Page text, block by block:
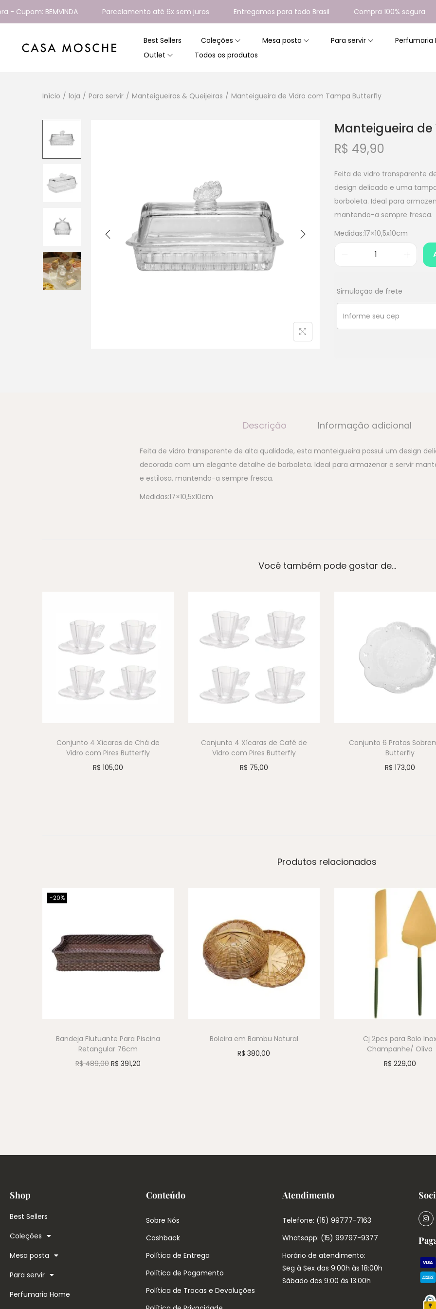
BEMVINDA Parcelamento até 6x sem juros Entregamos para todo Brasil Compra 100% segura
Best Sellers Coleções Mesa posta Para servir
Perfumaria
Outlet
Todos os produtos
Início / loja / Para servir / Manteigueiras & Queijeiras / Manteigueira de Vidro com Tampa Butterfly
Manteigueira
R$ 49,90
Feita de vidro transparente
design delicado e uma
borboleta. Ideal para
mantendo-a sempre fresca.
Medidas:17×10,5x10cm
Simulação de frete
Descrição Informação adicional
Feita de vidro transparente de alta qualidade, esta manteigueira possui um design
decorada com um elegante detalhe de borboleta. Ideal para armazenar e servir
e estilosa, mantendo-a sempre fresca.
Medidas:17×10,5x10cm
Você também pode gostar de…
Conjunto 4 Xícaras de Chá de
Vidro com Pires Butterfly
R$ 105,00
Conjunto 4 Xícaras de Café de
Vidro com Pires Butterfly
R$ 75,00
Conjunto 6 Pratos
Butterfly
R$ 173,00
Produtos relacionados
-20%
Bandeja Flutuante Para Piscina
Retangular 76cm
R$489,00 R$ 391,20
Boleira em Bambu Natural
R$ 380,00
Cj 2pcs para Bolo
Champanhe/ Oliva
R$ 229,00
Shop
Best Sellers
Coleções
Mesa posta
Para servir
Perfumaria Home
Conteúdo
Sobre Nós
Cashback
Política de Entrega
Política de Pagamento
Política de Trocas e Devoluções
Atendimento
Telefone: (15) 99777-7163
Whatsapp: (15) 99797-9377
Horário de atendimento:
Seg à Sex das 9:00h às 18:00h
Sábado das 9:00 às 13:00h